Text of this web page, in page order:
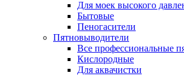
Для моек высокого
Бытовые
Пеногасители
Пятновыводители
Все профессиональные
Кислородные
Для аквачистки